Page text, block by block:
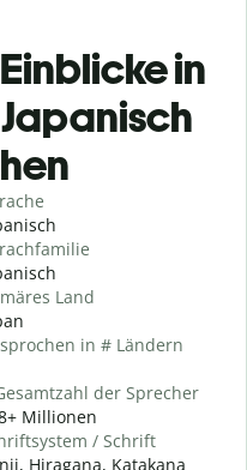
in
Land
in # Ländern
der Sprecher
Millionen
/ Schrift
Hiragana, Katakana